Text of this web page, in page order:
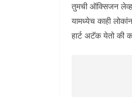
तुमची ऑक्सिजन
यामध्येच काही
हार्ट अटॅक येतो की